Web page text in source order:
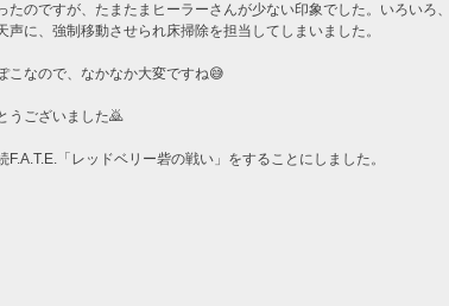
たのですが、たまたまヒーラーさんが少ない印象でした。いろいろ
声に、強制移動させられ床掃除を担当してしまいました。
こなので、なかなか大変ですね😅
うございました🙇
「レッドベリー砦の戦い」をすることにしました。